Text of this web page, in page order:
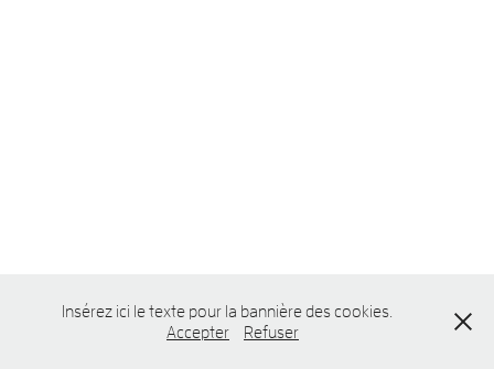
Insérez ici le texte pour la bannière des cookies.
Accepter
Refuser